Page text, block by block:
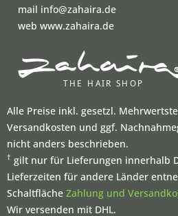
mail info@zahaira.de
web www.zahaira.de
Alle Preise inkl. gesetzl.
Versandkosten und ggf.
nicht anders beschrieben.
† gilt nur für Lieferungen innerhalb
Lieferzeiten für andere Länder
Schaltfläche Zahlung und
Wir versenden mit DHL.